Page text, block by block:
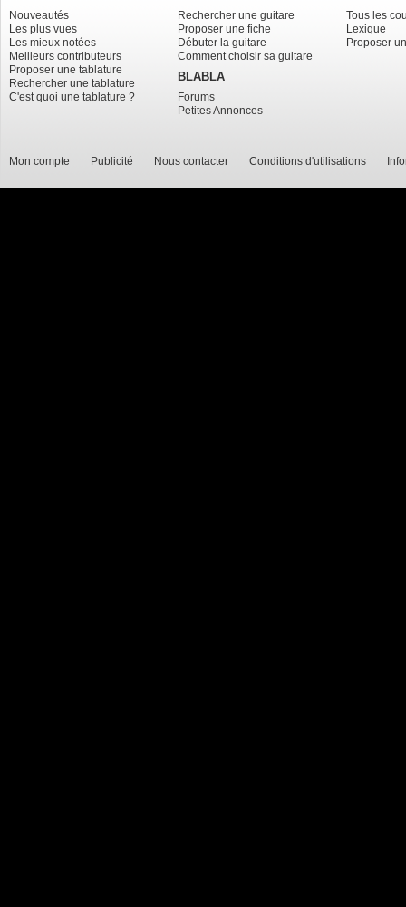
Nouveautés
Les plus vues
Les mieux notées
Meilleurs contributeurs
Proposer une tablature
Rechercher une tablature
C'est quoi une tablature ?
Rechercher une guitare
Proposer une fiche
Débuter la guitare
Comment choisir sa guitare
BLABLA
Forums
Petites Annonces
Tous les
Lexique
Proposer
Mon compte Publicité Nous contacter Conditions d'utilisations